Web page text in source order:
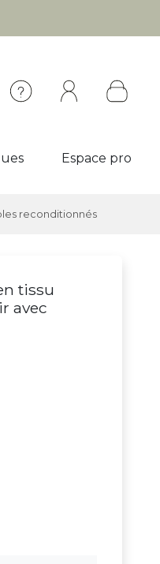
Espace pro
reconditionnés
tissu
avec